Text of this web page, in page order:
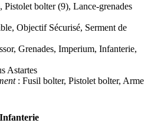
bolter (9), Lance-grenades
Objectif Sécurisé, Serment de
Grenades, Imperium, Infanterie,
Astartes
: Fusil bolter, Pistolet bolter, Arme
Infanterie